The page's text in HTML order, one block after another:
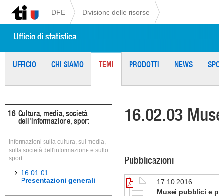
DFE Divisione delle risorse
Ufficio di statistica
UFFICIO CHI SIAMO TEMI PRODOTTI NEWS
16 Cultura, media, società
dell'informazione, sport
Informazioni sulla cultura, sui media,
sulla società dell'informazione e sullo
sport
16.01.01
Presentazioni generali
16.02.03
Pubblicazioni
17.10.2016
Musei pubblici e